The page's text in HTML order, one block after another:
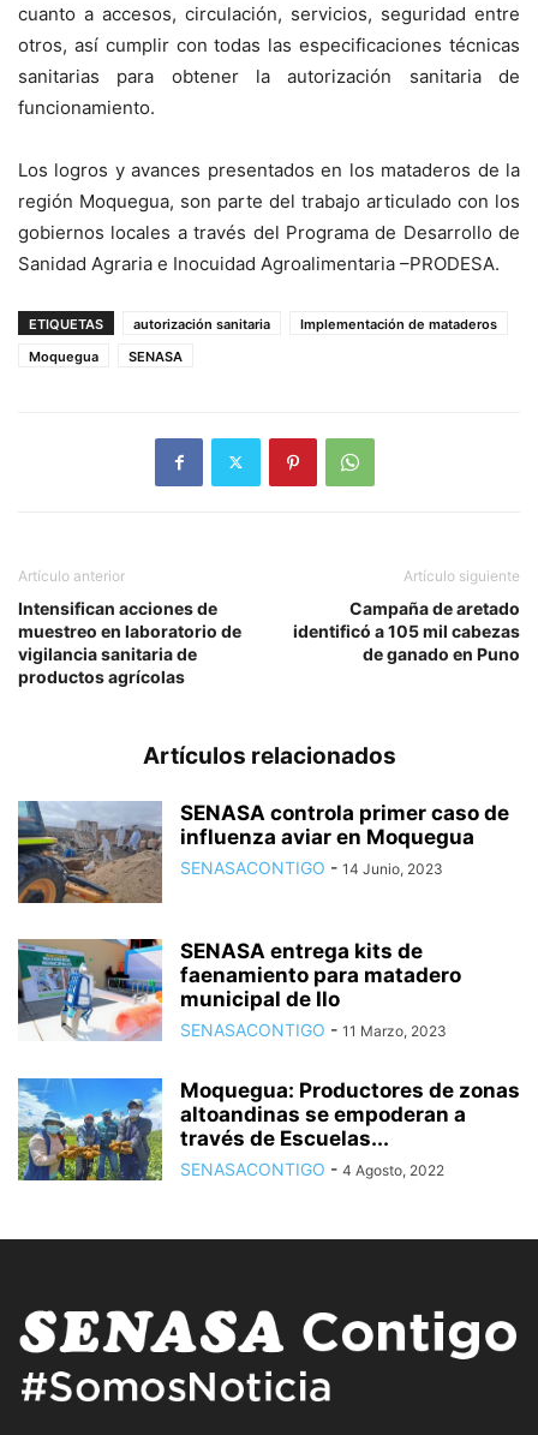
cuanto a accesos, circulación, servicios, seguridad entre
otros, así cumplir con todas las especificaciones técnicas
sanitarias para obtener la autorización sanitaria de
funcionamiento.
Los logros y avances presentados en los mataderos de la
región Moquegua, son parte del trabajo articulado con los
gobiernos locales a través del Programa de Desarrollo de
Sanidad Agraria e Inocuidad Agroalimentaria –PRODESA.
ETIQUETAS autorización sanitaria
Implementación de mataderos
Moquegua
SENASA
Artículo anterior
Intensifican acciones de
muestreo en laboratorio de
vigilancia sanitaria de
productos agrícolas
Artículo siguiente
Campaña de aretado
identificó a 105 mil cabezas
de ganado en Puno
Artículos relacionados
SENASA controla primer caso de
influenza aviar en Moquegua
SENASACONTIGO - 14 Junio, 2023
SENASA entrega kits de
faenamiento para matadero
municipal de Ilo
SENASACONTIGO - 11 Marzo, 2023
Moquegua: Productores de zonas
altoandinas se empoderan a
través de Escuelas...
SENASACONTIGO - 4 Agosto, 2022